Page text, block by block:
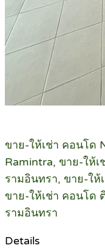
ขาย-ให้เช่า คอนโด
Ramintra, ขาย-ให้เ
รามอินทรา, ขาย-ให้
ขาย-ให้เช่า คอนโด
รามอินทรา
Details